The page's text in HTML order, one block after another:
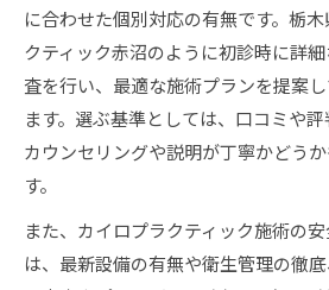
に合わせた個別対応の有無です。栃
クティック赤沼のように初診時に詳
査を行い、最適な施術プランを提案
ます。選ぶ基準としては、口コミや
カウンセリングや説明が丁寧かどう
す。
また、カイロプラクティック施術の
は、最新設備の有無や衛生管理の徹